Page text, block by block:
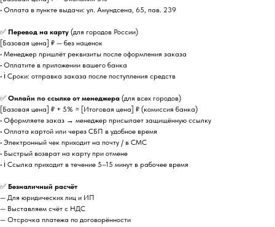
• Оплата в пункте выдачи: ул. Амундсена, 65, пав. 239
✅ Перевод на карту (для городов России)
[Базовая цена] ₽ — без наценок
• Менеджер пришлёт реквизиты после оформления заказа
• Оплатите в приложении вашего банка
• ℹ️ Сроки: отправка заказа после поступления средств
✅ Онлайн по ссылке от менеджера (для всех городов)
[Базовая цена] ₽ + 5% = [Итоговая цена] ₽ (комиссия банка)
• Оформляете заказ → менеджер присылает защищённую ссылку
• Оплата картой или через СБП в удобное время
• Электронный чек приходит на почту / в СМС
• Быстрый возврат на карту при отмене
• ℹ️ Ссылка приходит в течение 5–15 минут в рабочее время
✅ Безналичный расчёт
— Для юридических лиц и ИП
— Выставляем счёт с НДС
— Отсрочка платежа по договорённости